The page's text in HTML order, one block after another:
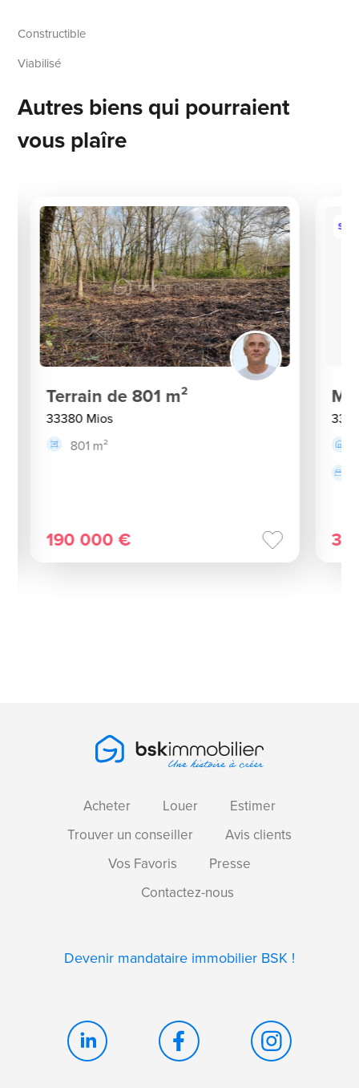
Constructible
Viabilisé
Autres biens qui pourraient
vous plaîre
Terrain de 801 m²
33380 Mios
801 m²
190 000 €
Acheter Louer
Estimer
Trouver un conseiller
Avis clients
Vos Favoris
Presse
Contactez-nous
Devenir mandataire immobilier BSK !